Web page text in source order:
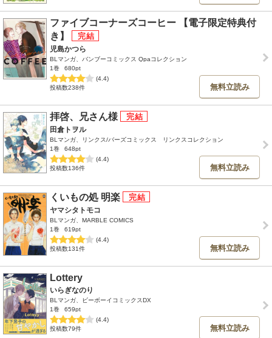
ファイブコーナーズコーヒー 【電子限定特典付
き】
児島かつら
BLマンガ、バンブーコミックス Qpaコレクション
1巻
680pt
(4.4)
投稿数238件
無料立読み
拝啓、兄さん様
田倉トヲル
BLマンガ、リンクス/バーズコミックス リンクスコレクション
1巻
648pt
(4.4)
投稿数136件
無料立読み
くいもの処 明楽
ヤマシタトモコ
BLマンガ、MARBLE COMICS
1巻
619pt
(4.4)
投稿数131件
無料立読み
Lottery
いらぎなのり
BLマンガ、ビーボーイコミックスDX
1巻
659pt
(4.4)
投稿数79件
無料立読み